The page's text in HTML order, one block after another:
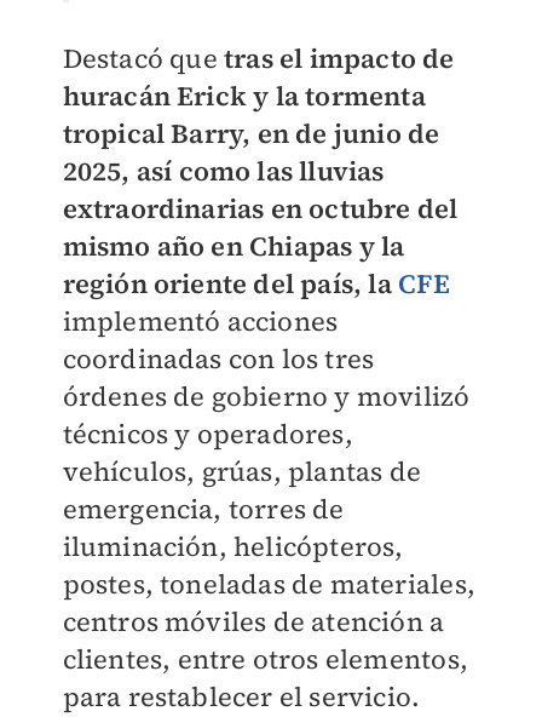
Destacó que tras el impacto de
huracán Erick y la tormenta
tropical Barry, en de junio de
2025, así como las lluvias
extraordinarias en octubre del
mismo año en Chiapas y la
región oriente del país, la CFE
implementó acciones
coordinadas con los tres
órdenes de gobierno y movilizó
técnicos y operadores,
vehículos, grúas, plantas de
emergencia, torres de
iluminación, helicópteros,
postes, toneladas de materiales,
centros móviles de atención a
clientes, entre otros elementos,
para restablecer el servicio.